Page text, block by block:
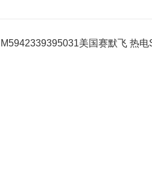
M5942339395031美国赛默飞 热电